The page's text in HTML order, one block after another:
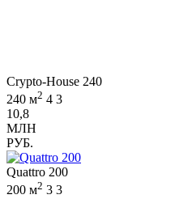
Crypto-House 240
240 м2 4 3
10,8
МЛН
РУБ.
Quattro 200
200 м2 3 3